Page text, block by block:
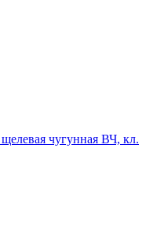
чугунная ВЧ, кл.